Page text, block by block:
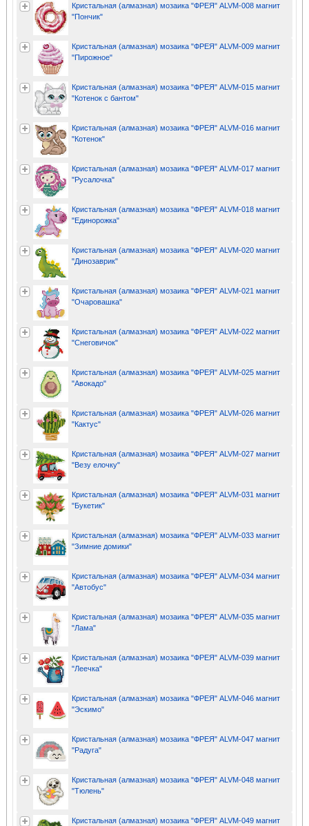
Кристальная (алмазная) мозаика "ФРЕЯ" ALVM-008 магнит
"Пончик"
Кристальная (алмазная) мозаика "ФРЕЯ" ALVM-009 магнит
"Пирожное"
Кристальная (алмазная) мозаика "ФРЕЯ" ALVM-015 магнит
"Котенок с бантом"
Кристальная (алмазная) мозаика "ФРЕЯ" ALVM-016 магнит
"Котенок"
Кристальная (алмазная) мозаика "ФРЕЯ" ALVM-017 магнит
"Русалочка"
Кристальная (алмазная) мозаика "ФРЕЯ" ALVM-018 магнит
"Единорожка"
Кристальная (алмазная) мозаика "ФРЕЯ" ALVM-020 магнит
"Динозаврик"
Кристальная (алмазная) мозаика "ФРЕЯ" ALVM-021 магнит
"Очаровашка"
Кристальная (алмазная) мозаика "ФРЕЯ" ALVM-022 магнит
"Снеговичок"
Кристальная (алмазная) мозаика "ФРЕЯ" ALVM-025 магнит
"Авокадо"
Кристальная (алмазная) мозаика "ФРЕЯ" ALVM-026 магнит
"Кактус"
Кристальная (алмазная) мозаика "ФРЕЯ" ALVM-027 магнит
"Везу елочку"
Кристальная (алмазная) мозаика "ФРЕЯ" ALVM-031 магнит
"Букетик"
Кристальная (алмазная) мозаика "ФРЕЯ" ALVM-033 магнит
"Зимние домики"
Кристальная (алмазная) мозаика "ФРЕЯ" ALVM-034 магнит
"Автобус"
Кристальная (алмазная) мозаика "ФРЕЯ" ALVM-035 магнит
"Лама"
Кристальная (алмазная) мозаика "ФРЕЯ" ALVM-039 магнит
"Леечка"
Кристальная (алмазная) мозаика "ФРЕЯ" ALVM-046 магнит
"Эскимо"
Кристальная (алмазная) мозаика "ФРЕЯ" ALVM-047 магнит
"Радуга"
Кристальная (алмазная) мозаика "ФРЕЯ" ALVM-048 магнит
"Тюлень"
Кристальная (алмазная) мозаика "ФРЕЯ" ALVM-049 магнит